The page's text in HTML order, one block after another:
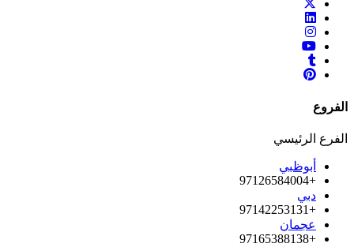
الفروع
الفرع الرئيسي
أبوظبي
+97126584004
دبي
+97142253131
عجمان
+97165388138